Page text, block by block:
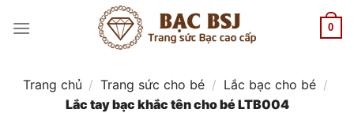
đến
0
Trang chủ / Trang sức cho bé / Lắc bạc cho bé /
Lắc tay bạc khắc tên cho bé LTB004